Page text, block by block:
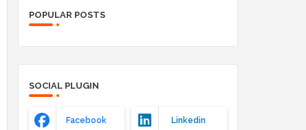
POPULAR POSTS
SOCIAL PLUGIN
Facebook Linkedin